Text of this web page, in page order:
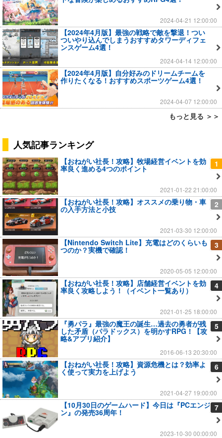
2024-04-21 12:00:00
【2024年4月版】最強の戦略で敵を撃退！つい
ついやり込んでしまうおすすめタワーディフェ
ンスゲーム4選！
2024-04-14 12:00:00
【2024年4月版】自分好みのドリームチームを
作りたくなる！おすすめスポーツゲーム4選！
2024-04-07 12:00:00
もっと見る ＞＞
人気記事ランキング
1
【おねがい社長！攻略】牧場経営イベントを効
率良く進める4つのポイント
2021-01-22 21:00:00
2
【おねがい社長！攻略】オススメの乗り物・車
の入手方法と小技
2021-03-30 12:00:00
3
【Nintendo Switch Lite】充電はどのくらいも
つのか？実機で確認！
2020-05-05 12:00:00
4
【おねがい社長！攻略】店舗経営イベントを効
率良く攻略しよう！（イベント一覧あり）
2021-01-25 18:00:00
5
『勇パラ』最強の魔王の誕生…過去の勇者が残
した矛盾（パラドックス）を明かすRPG！【攻
略&アプリ紹介】
2016-06-13 20:30:00
6
【おねがい社長！攻略】資源危機とは？効率よ
く使って実力を上げよう
2021-04-27 19:00:00
7
【10月30日のゲームハード】今日は『PCエンジ
ン』の発売36周年！
2023-10-30 00:00:00